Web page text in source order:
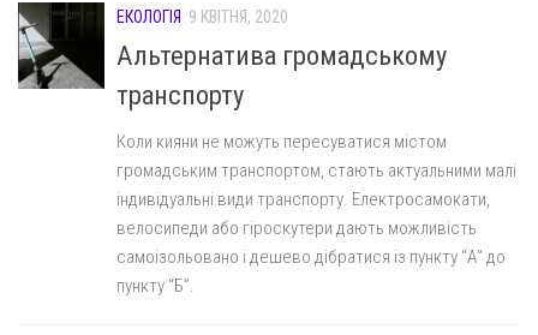
ЕКОЛОГІЯ 9 КВІТНЯ, 2020
Альтернатива громадському
транспорту
Коли кияни не можуть пересуватися містом
громадським транспортом, стають актуальними малі
індивідуальні види транспорту. Електросамокати,
велосипеди або гіроскутери дають можливість
самоізольовано і дешево дібратися із пункту “А” до
пункту “Б”.